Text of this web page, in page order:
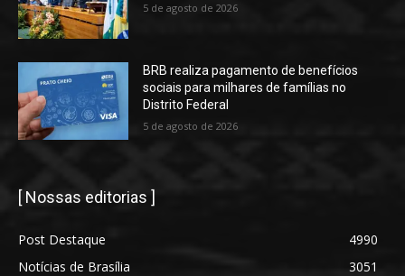
5 de agosto de 2026
BRB realiza pagamento de benefícios
sociais para milhares de famílias no
Distrito Federal
5 de agosto de 2026
[ Nossas editorias ]
Post Destaque
4990
Notícias de Brasília
3051